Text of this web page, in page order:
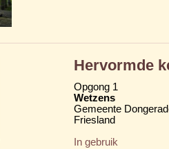
Hervormde
Opgong 1
Wetzens
Gemeente
Friesland
In gebruik